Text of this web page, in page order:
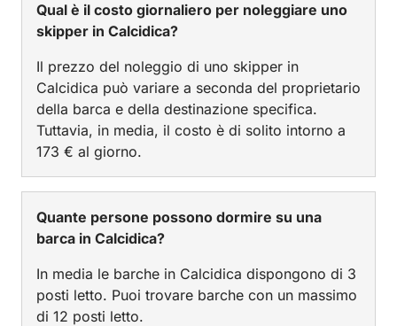
Qual è il costo giornaliero per noleggiare uno
skipper in Calcidica?
Il prezzo del noleggio di uno skipper in
Calcidica può variare a seconda del proprietario
della barca e della destinazione specifica.
Tuttavia, in media, il costo è di solito intorno a
173 € al giorno.
Quante persone possono dormire su una
barca in Calcidica?
In media le barche in Calcidica dispongono di 3
posti letto. Puoi trovare barche con un massimo
di 12 posti letto.